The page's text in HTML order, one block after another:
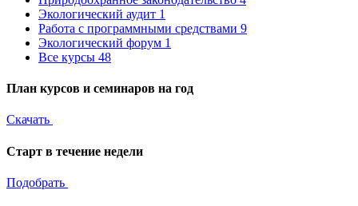
Экологический аудит 1
Работа с программными средствами 9
Экологический форум 1
Все курсы 48
План курсов и семинаров на год
Скачать
Старт в течение недели
Подобрать